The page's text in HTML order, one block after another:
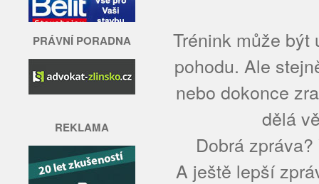
PRÁVNÍ PORADNA
REKLAMA
Trénink může
pohodu. Ale
nebo dokonce
dělá
Dobrá
A ještě lepší